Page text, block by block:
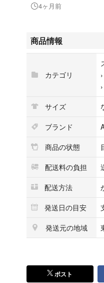
4ヶ月前
商品情報
カテゴリ
›
›
サイズ
ブランド
商品の状態
配送料の負担
配送方法
発送日の目安
発送元の地域
ポスト